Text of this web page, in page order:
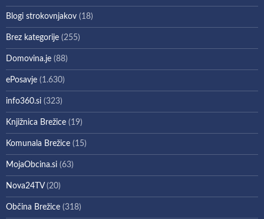
Blogi strokovnjakov (18)
Brez kategorije (255)
Domovina.je (88)
ePosavje (1.630)
info360.si (323)
Knjižnica Brežice (19)
Komunala Brežice (15)
MojaObcina.si (63)
Nova24TV(20)
Občina Brežice (318)